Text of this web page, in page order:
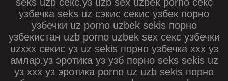
узбечка seks uz сэкис секис узбек порно
узбечки uz porno uzbek sekis порно
узбекистан uzb porno uzbek sex секс узбечки
uzxxx секис уз uz sekis порно узбечка ххх уз
амлар.уз эротика уз узб порно seks sekis uz
уз ххх уз эротика porno uz uzb sekis порно